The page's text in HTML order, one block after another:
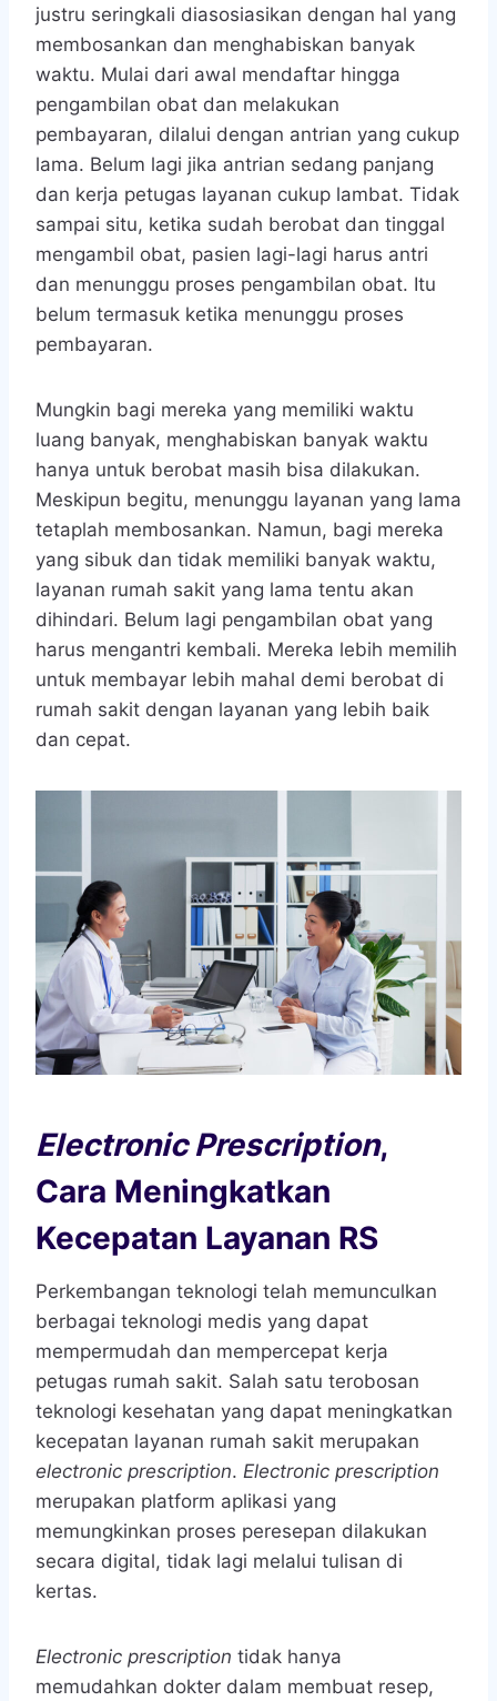
justru seringkali diasosiasikan dengan hal yang
membosankan dan menghabiskan banyak
waktu. Mulai dari awal mendaftar hingga
pengambilan obat dan melakukan
pembayaran, dilalui dengan antrian yang cukup
lama. Belum lagi jika antrian sedang panjang
dan kerja petugas layanan cukup lambat. Tidak
sampai situ, ketika sudah berobat dan tinggal
mengambil obat, pasien lagi-lagi harus antri
dan menunggu proses pengambilan obat. Itu
belum termasuk ketika menunggu proses
pembayaran.
Mungkin bagi mereka yang memiliki waktu
luang banyak, menghabiskan banyak waktu
hanya untuk berobat masih bisa dilakukan.
Meskipun begitu, menunggu layanan yang lama
tetaplah membosankan. Namun, bagi mereka
yang sibuk dan tidak memiliki banyak waktu,
layanan rumah sakit yang lama tentu akan
dihindari. Belum lagi pengambilan obat yang
harus mengantri kembali. Mereka lebih memilih
untuk membayar lebih mahal demi berobat di
rumah sakit dengan layanan yang lebih baik
dan cepat.
Electronic Prescription,
Cara Meningkatkan
Kecepatan Layanan RS
Perkembangan teknologi telah memunculkan
berbagai teknologi medis yang dapat
mempermudah dan mempercepat kerja
petugas rumah sakit. Salah satu terobosan
teknologi kesehatan yang dapat meningkatkan
kecepatan layanan rumah sakit merupakan
electronic prescription. Electronic prescription
merupakan platform aplikasi yang
memungkinkan proses peresepan dilakukan
secara digital, tidak lagi melalui tulisan di
kertas.
Electronic prescription tidak hanya
memudahkan dokter dalam membuat resep,